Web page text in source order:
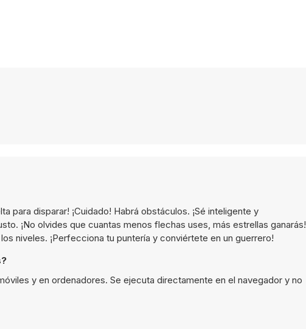
para disparar! ¡Cuidado! Habrá obstáculos. ¡Sé inteligente y
¡No olvides que cuantas menos flechas uses, más estrellas ganarás!
niveles. ¡Perfecciona tu puntería y conviértete en un guerrero!
y en ordenadores. Se ejecuta directamente en el navegador y no